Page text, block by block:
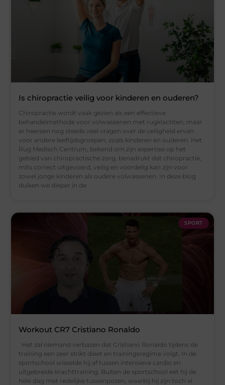
Is chiropractie veilig voor kinderen en ouderen?
Chiropractie wordt vaak gezien als een effectieve
behandelmethode voor volwassenen met rugklachten, maar
er heersen nog steeds veel vragen over de veiligheid ervan
voor andere leeftijdsgroepen, zoals kinderen en ouderen. Het
Rug Medisch Centrum, bekend om zijn expertise op het
gebied van chiropractische zorg, benadrukt dat chiropractie,
mits correct uitgevoerd, veilig en voordelig kan zijn voor
zowel jonge kinderen als oudere volwassenen. In deze blog
duiken we dieper in de
SPORT
Workout CR7 Cristiano Ronaldo
Het zal niemand verbazen dat Cristiano Ronaldo tijdens de
training een zeer strikt dieet en trainingsregime volgt. In de
sportschool wisselde hij af tussen intensieve cardio en
uitgebreide krachttraining. Buiten de sportschool eet hij de
hele dag met redelijke tussenpozen, waarbij hij zijn toch al